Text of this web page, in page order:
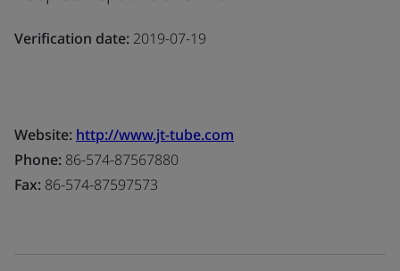
Verification date: 2019-07-19
Website: http://www.jt-tube.com
Phone: 86-574-87567880
Fax: 86-574-87597573